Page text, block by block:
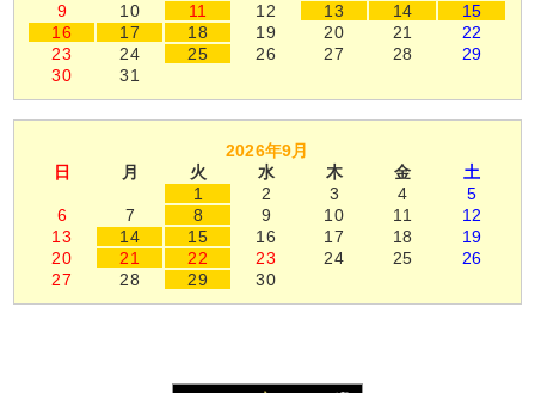
9
10 11 12 13 14
15
16
17 18 19 20 21
22
23
24 25 26 27 28
29
30
31
2026年9月
日
月 火 水 木 金
土
1
2 3 4
5
6
7 8 9 10 11
12
13
14 15 16 17 18
19
20
21 22 23 24 25
26
27
28 29 30